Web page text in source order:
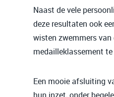
Naast de vele
deze resultaten ook
wisten zwemmers van
medailleklassement te
Een mooie afsluiting